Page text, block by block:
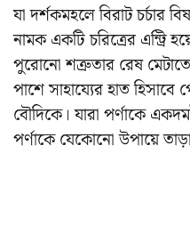
যা দর্শকমহলে বিরাট চর্চার
নামক একটি চরিত্রের এন্ট্রি
পুরোনো শত্রুতার রেষ
পাশে সাহায্যের হাত
বৌদিকে। যারা পর্ণাকে
পর্ণাকে যেকোনো উপায়ে